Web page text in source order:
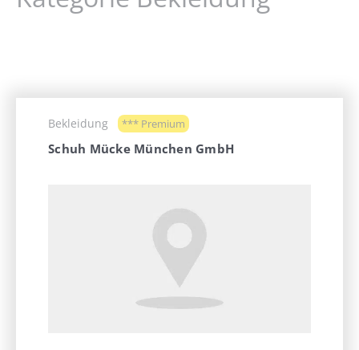
Bekleidung *** Premium
Schuh Mücke München GmbH